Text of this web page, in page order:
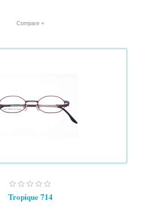
+ Compare
Tropique 714